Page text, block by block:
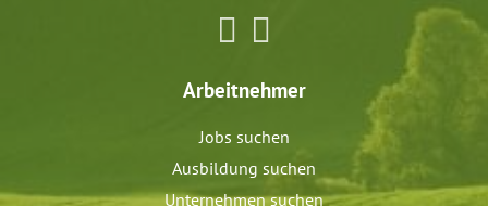
Arbeitnehmer
Jobs suchen
Ausbildung suchen
Unternehmen suchen